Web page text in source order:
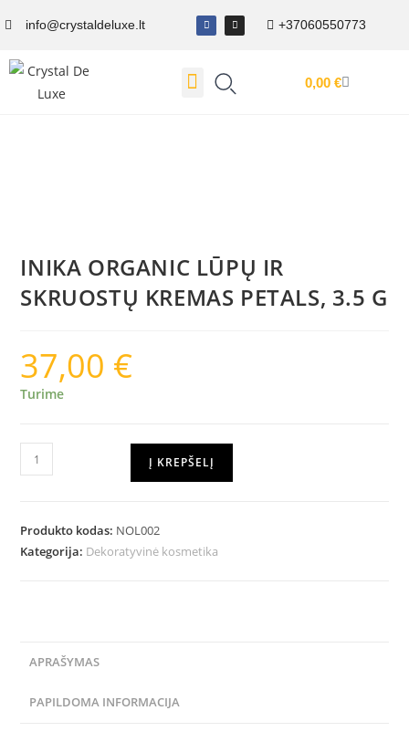
info@crystaldeluxe.lt +37060550773
0,00 €
INIKA ORGANIC LŪPŲ IR
SKRUOSTŲ KREMAS PETALS, 3.5 G
37,00 €
Turime
Į KREPŠELĮ
Produkto kodas: NOL002
Kategorija: Dekoratyvinė kosmetika
APRAŠYMAS
PAPILDOMA INFORMACIJA